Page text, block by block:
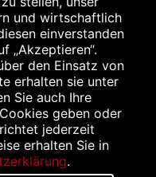
zu dem eine
bei Kindern unter 12
AEP ist der allgemeine
durch die
eines
§130 Abs. 1 SGB V.
Herstellers (UVP).
und wirtschaftlich
einverstanden
„Akzeptieren“.
den Einsatz von
erhalten sie unter
Sie auch Ihre
geben oder
jederzeit
erhalten Sie in
.